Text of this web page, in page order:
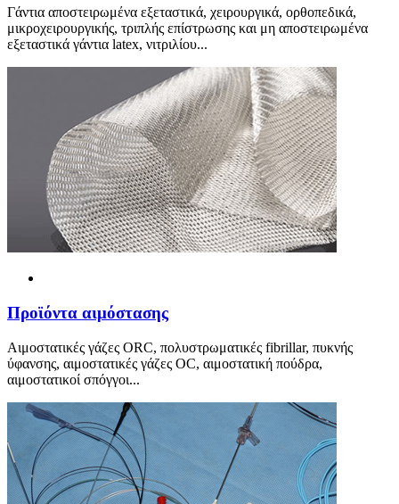
Γάντια αποστειρωμένα εξεταστικά, χειρουργικά, ορθοπεδικά,
μικροχειρουργικής, τριπλής επίστρωσης και μη αποστειρωμένα
εξεταστικά γάντια latex, νιτριλίου...
Προϊόντα αιμόστασης
Αιμοστατικές γάζες ORC, πολυστρωματικές fibrillar, πυκνής
ύφανσης, αιμοστατικές γάζες OC, αιμοστατική πούδρα,
αιμοστατικοί σπόγγοι...